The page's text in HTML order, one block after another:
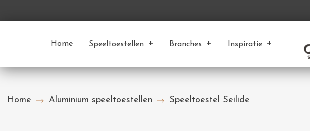
Home Speeltoestellen Branches Inspiratie
Home Aluminium speeltoestellen Speeltoestel Seilide